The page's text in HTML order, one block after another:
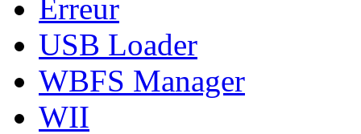
Erreur
USB Loader
WBFS Manager
WII